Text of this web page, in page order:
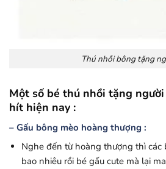
Thú nhồi bông tặng
Một số bé thú nhồi tặng
hít hiện nay :
– Gấu bông mèo hoàng thượng :
Nghe đến từ hoàng thượng thì các
bao nhiêu rồi bé gấu cute mà lại